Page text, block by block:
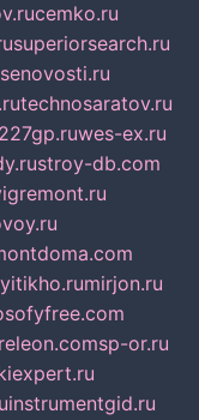
cemko.ru
superiorsearch.ru
senovosti.ru
technosaratov.ru
227gp.ruwes-ex.ru
stroy-db.com
mirjon.ru
sp-or.ru
instrumentgid.ru